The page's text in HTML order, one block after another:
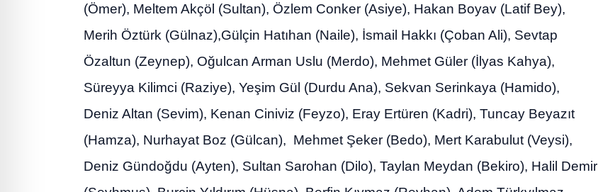
(Ömer), Meltem Akçöl (Sultan), Özlem Conker (Asiye), Hakan Boyav (Latif Bey),
Merih Öztürk (Gülnaz),Gülçin Hatıhan (Naile), İsmail Hakkı (Çoban Ali), Sevtap
Özaltun (Zeynep), Oğulcan Arman Uslu (Merdo), Mehmet Güler (İlyas Kahya),
Süreyya Kilimci (Raziye), Yeşim Gül (Durdu Ana), Sekvan Serinkaya (Hamido),
Deniz Altan (Sevim), Kenan Ciniviz (Feyzo), Eray Ertüren (Kadri), Tuncay Beyazıt
(Hamza), Nurhayat Boz (Gülcan), Mehmet Şeker (Bedo), Mert Karabulut (Veysi),
Deniz Gündoğdu (Ayten), Sultan Sarohan (Dilo), Taylan Meydan (Bekiro), Halil Demir